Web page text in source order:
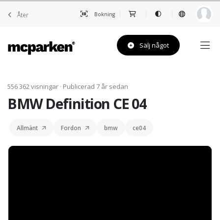
Åter Bokning
Sälj något
556 362 visningar · Publicerad 7 år sedan
BMW Definition CE 04
Allmänt Fordon bmw ce04